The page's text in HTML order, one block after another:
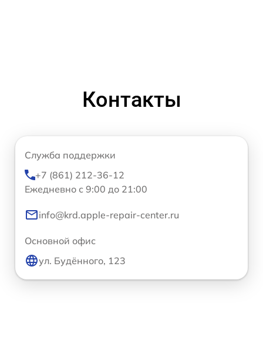
Контакты
Служба поддержки
+7 (861) 212-36-12
Ежедневно с 9:00 до 21:00
info@krd.apple-repair-center.ru
Основной офис
ул. Будённого, 123